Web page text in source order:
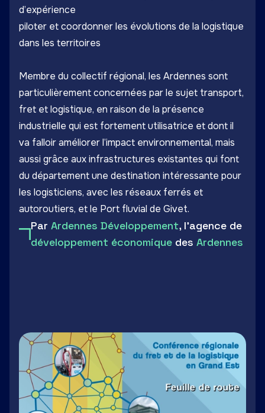
d’expérience
piloter et coordonner les évolutions de la logistique
dans les territoires
Membre du collectif régional, les Ardennes sont
particulièrement concernées par le sujet transport,
fret et logistique, en raison de la présence
industrielle qui est fortement utilisatrice et dont il
va falloir améliorer l’impact environnemental, mais
aussi grâce aux infrastructures existantes qui font
du département une destination intéressante pour
les logisticiens, avec les réseaux ferrés et
autoroutiers, etle Port fluvial de Givet.
Par Ardennes Développement, l'agence de
développement économique des Ardennes